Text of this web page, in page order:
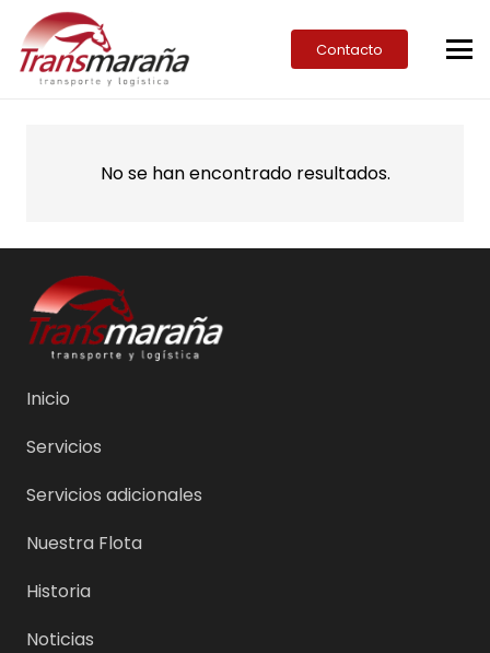
Contacto
No se han encontrado resultados.
Inicio
Servicios
Servicios adicionales
Nuestra Flota
Historia
Noticias